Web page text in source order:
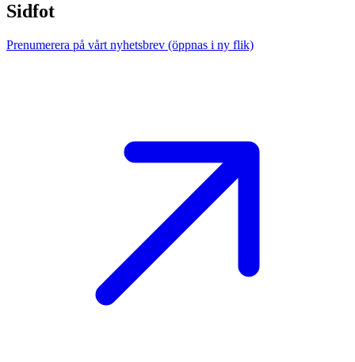
Sidfot
Prenumerera på vårt nyhetsbrev (öppnas i ny flik)